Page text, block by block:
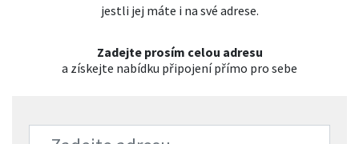
jestli jej máte i na své adrese.
Zadejte prosím celou adresu
a získejte nabídku připojení přímo pro sebe